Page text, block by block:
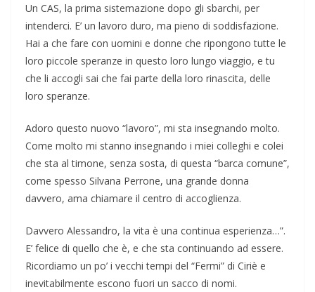
Un CAS, la prima sistemazione dopo gli sbarchi, per
intenderci. E’ un lavoro duro, ma pieno di soddisfazione.
Hai a che fare con uomini e donne che ripongono tutte le
loro piccole speranze in questo loro lungo viaggio, e tu
che li accogli sai che fai parte della loro rinascita, delle
loro speranze.
Adoro questo nuovo “lavoro”, mi sta insegnando molto.
Come molto mi stanno insegnando i miei colleghi e colei
che sta al timone, senza sosta, di questa “barca comune”,
come spesso Silvana Perrone, una grande donna
davvero, ama chiamare il centro di accoglienza.
Davvero Alessandro, la vita è una continua esperienza…”.
E’ felice di quello che è, e che sta continuando ad essere.
Ricordiamo un po’ i vecchi tempi del “Fermi” di Ciriè e
inevitabilmente escono fuori un sacco di nomi.